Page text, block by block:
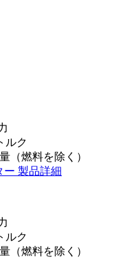
ルク
（燃料を除く）
ー 製品詳細
ルク
（燃料を除く）